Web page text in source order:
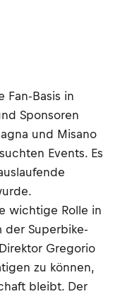
Fan-Basis in
Sponsoren
und Misano
Events. Es
wichtige Rolle in
der Superbike-
Gregorio
zu können,
bleibt. Der